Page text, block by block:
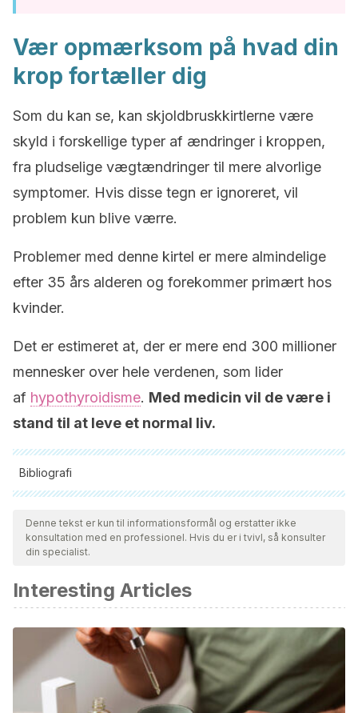
Vær opmærksom på hvad din
krop fortæller dig
Som du kan se, kan skjoldbruskkirtlerne være
skyld i forskellige typer af ændringer i kroppen,
fra pludselige vægtændringer til mere alvorlige
symptomer. Hvis disse tegn er ignoreret, vil
problem kun blive værre.
Problemer med denne kirtel er mere almindelige
efter 35 års alderen og forekommer primært hos
kvinder.
Det er estimeret at, der er mere end 300 millioner
mennesker over hele verdenen, som lider
af hypothyroidisme. Med medicin vil de være i
stand til at leve et normal liv.
Bibliografi
Alle citerede kilder blev grundigt gennemgået af vores team
for at sikre deres kvalitet, pålidelighed, aktualitet og validitet.
Bibliografien i denne artikel blev betragtet som pålidelig og af
Efe Salud. (n.d.). Tiroides: síntomas de que no funciona
correctamente. Retrieved February 14, 2019, from
https://www.efesalud.com/tiroides-sintomas-no-funciona-
correctamente/
National Institutes of Health. (n.d.). Piense en su tiroides.
Retrieved February 14, 2019, from
Denne tekst er kun til informationsformål og erstatter ikke
konsultation med en professionel. Hvis du er i tvivl, så konsulter
din specialist.
Interesting Articles